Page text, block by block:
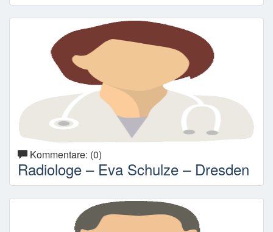
Kommentare: (0)
Radiologe – Eva Schulze – Dresden